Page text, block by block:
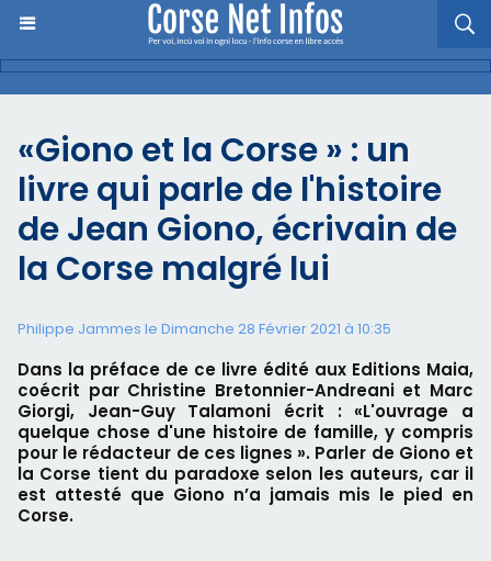
«Giono et la Corse » : un
livre qui parle de l'histoire
de Jean Giono, écrivain de
la Corse malgré lui
Philippe Jammes le Dimanche 28 Février 2021 à 10:35
Dans la préface de ce livre édité aux Editions Maia,
coécrit par Christine Bretonnier-Andreani et Marc
Giorgi, Jean-Guy Talamoni écrit : «L'ouvrage a
quelque chose d'une histoire de famille, y compris
pour le rédacteur de ces lignes ». Parler de Giono et
la Corse tient du paradoxe selon les auteurs, car il
est attesté que Giono n’a jamais mis le pied en
Corse.